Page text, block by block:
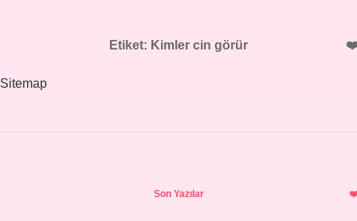
Etiket: Kimler cin görür
Sitemap
Son Yazılar